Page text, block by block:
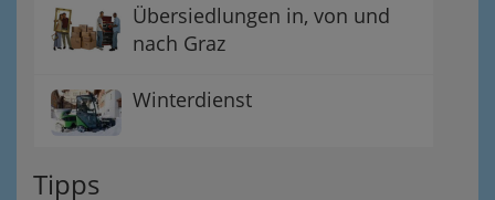
Übersiedlungen in, von und
nach Graz
Winterdienst
Tipps